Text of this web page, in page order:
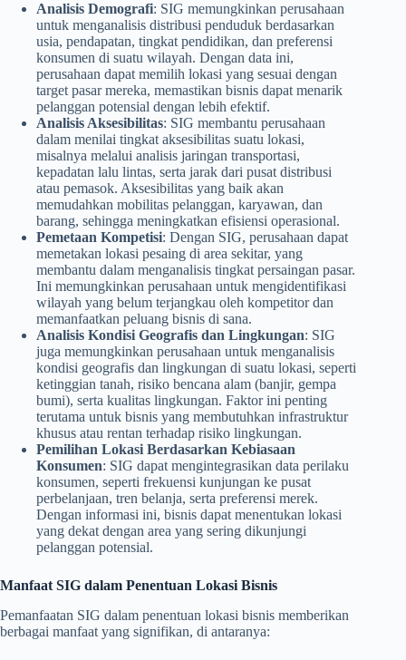
Analisis Demografi: SIG memungkinkan perusahaan
untuk menganalisis distribusi penduduk berdasarkan
usia, pendapatan, tingkat pendidikan, dan preferensi
konsumen di suatu wilayah. Dengan data ini,
perusahaan dapat memilih lokasi yang sesuai dengan
target pasar mereka, memastikan bisnis dapat menarik
pelanggan potensial dengan lebih efektif.
Analisis Aksesibilitas: SIG membantu perusahaan
dalam menilai tingkat aksesibilitas suatu lokasi,
misalnya melalui analisis jaringan transportasi,
kepadatan lalu lintas, serta jarak dari pusat distribusi
atau pemasok. Aksesibilitas yang baik akan
memudahkan mobilitas pelanggan, karyawan, dan
barang, sehingga meningkatkan efisiensi operasional.
Pemetaan Kompetisi: Dengan SIG, perusahaan dapat
memetakan lokasi pesaing di area sekitar, yang
membantu dalam menganalisis tingkat persaingan pasar.
Ini memungkinkan perusahaan untuk mengidentifikasi
wilayah yang belum terjangkau oleh kompetitor dan
memanfaatkan peluang bisnis di sana.
Analisis Kondisi Geografis dan Lingkungan: SIG
juga memungkinkan perusahaan untuk menganalisis
kondisi geografis dan lingkungan di suatu lokasi, seperti
ketinggian tanah, risiko bencana alam (banjir, gempa
bumi), serta kualitas lingkungan. Faktor ini penting
terutama untuk bisnis yang membutuhkan infrastruktur
khusus atau rentan terhadap risiko lingkungan.
Pemilihan Lokasi Berdasarkan Kebiasaan
Konsumen: SIG dapat mengintegrasikan data perilaku
konsumen, seperti frekuensi kunjungan ke pusat
perbelanjaan, tren belanja, serta preferensi merek.
Dengan informasi ini, bisnis dapat menentukan lokasi
yang dekat dengan area yang sering dikunjungi
pelanggan potensial.
Manfaat SIG dalam Penentuan Lokasi Bisnis
Pemanfaatan SIG dalam penentuan lokasi bisnis memberikan
berbagai manfaat yang signifikan, di antaranya: